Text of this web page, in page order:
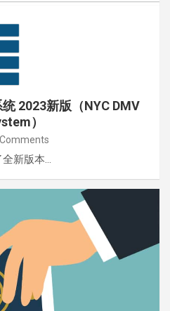
2023新版（NYC DMV
）
新版本…